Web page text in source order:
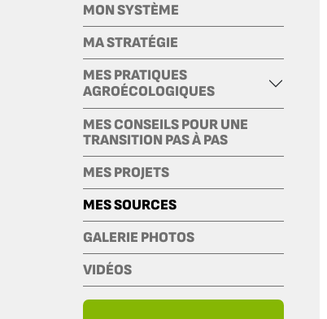
MON SYSTÈME
MA STRATÉGIE
MES PRATIQUES
AGROÉCOLOGIQUES
MES CONSEILS POUR UNE
TRANSITION PAS À PAS
MES PROJETS
MES SOURCES
GALERIE PHOTOS
VIDÉOS